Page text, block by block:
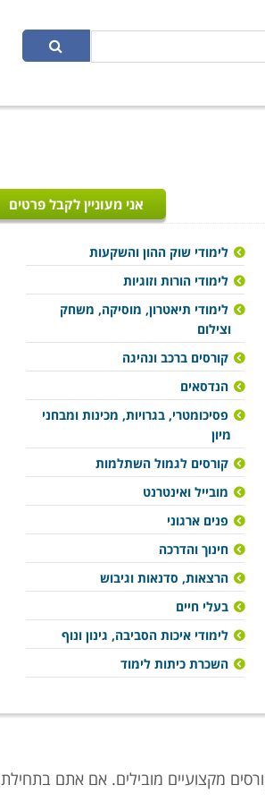
אני מעוניין לקבל פרטים
לימודי שוק ההון והשקעות
לימודי הורות וזוגיות
לימודי תיאטרון, מוסיקה, משחק
וצילום
קורסים ברכב ונהיגה
הנדסאים
פסיכומטרי, בגרויות, מכינות ומבחני
מיון
קורסים לגמול השתלמות
מובייל ואינטרנט
פנים ארגוני
חינוך והדרכה
הרצאות, סדנאות וגיבוש
בעלי חיים
לימודי איכות הסביבה, גינון ונוף
השכרת כיתות לימוד
מקצועיים מובילים. אם אתם בתחילת